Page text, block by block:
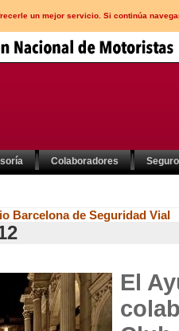
un mejor servicio. Si continúa
Colaboradores
Barcelona de Seguridad Vial
El